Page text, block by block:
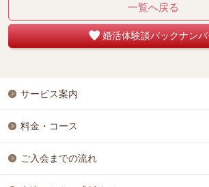
一覧へ戻る
婚活体験談バックナン
サービス案内
料金・コース
ご入会までの流れ